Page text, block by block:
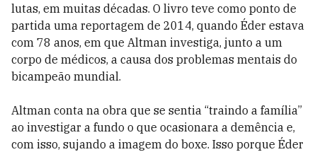
lutas, em muitas décadas. O livro teve como ponto de
partida uma reportagem de 2014, quando Éder estava
com 78 anos, em que Altman investiga, junto a um
corpo de médicos, a causa dos problemas mentais do
bicampeão mundial.
Altman conta na obra que se sentia “traindo a família”
ao investigar a fundo o que ocasionara a demência e,
com isso, sujando a imagem do boxe. Isso porque Éder